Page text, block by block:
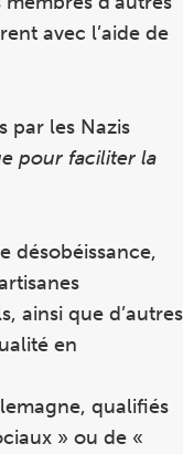
avec l’aide de
par les Nazis
pour faciliter la
désobéissance,
ainsi que d’autres
en
qualifiés
» ou de «